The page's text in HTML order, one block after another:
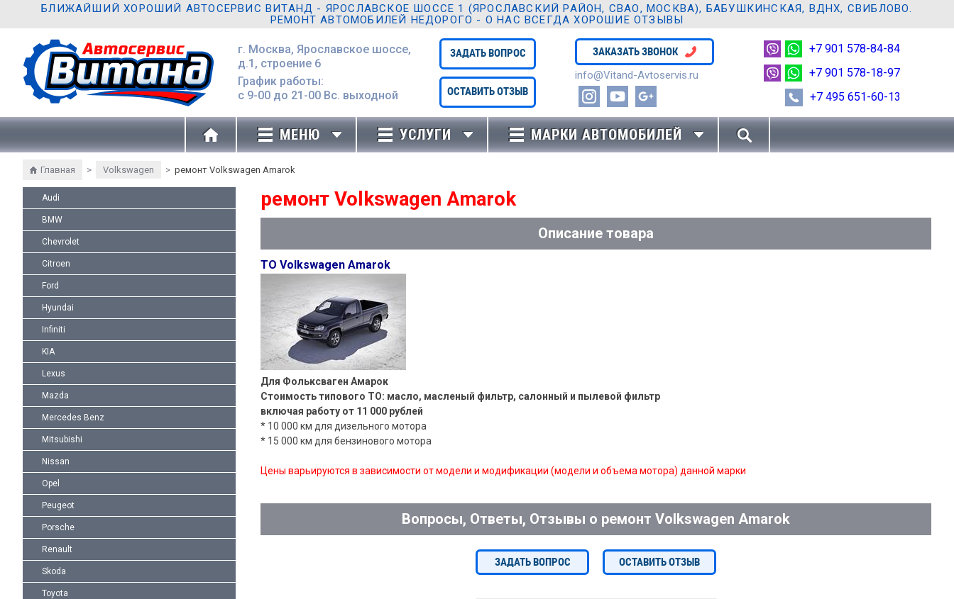
БЛИЖАЙШИЙ ХОРОШИЙ АВТОСЕРВИС ВИТАНД - ЯРОСЛАВСКОЕ ШОССЕ 1 (ЯРОСЛАВСКИЙ РАЙОН, СВАО, МОСКВА), БАБУШКИНСКАЯ, ВДНХ, СВИБЛОВО.
РЕМОНТ АВТОМОБИЛЕЙ НЕДОРОГО - О НАС ВСЕГДА ХОРОШИЕ ОТЗЫВЫ
г. Москва, Ярославское шоссе,
д.1, строение 6
График работы:
с 9-00 до 21-00 Вc. выходной
ЗАДАТЬ ВОПРОС
ОСТАВИТЬ ОТЗЫВ
ЗАКАЗАТЬ ЗВОНОК
info@Vitand-Avtoservis.ru
+7 901 578-84-84
+7 901 578-18-97
+7 495 651-60-13
МЕНЮ УСЛУГИ МАРКИ АВТОМОБИЛЕЙ
Главная > Volkswagen > ремонт Volkswagen Amarok
Audi
BMW
Chevrolet
Citroen
Ford
Hyundai
Infiniti
KIA
Lexus
Mazda
Mercedes Benz
Mitsubishi
Nissan
Opel
Peugeot
Porsche
Renault
Skoda
Toyota
ремонт Volkswagen Amarok
Описание товара
ТО Volkswagen Amarok
Для Фольксваген Амарок
Стоимость типового ТО: масло, масленый фильтр, салонный и пылевой фильтр
включая работу от 11 000 рублей
* 10 000 км для дизельного мотора
* 15 000 км для бензинового мотора
Цены варьируются в зависимости от модели и модификации (модели и объема мотора) данной марки
Вопросы, Ответы, Отзывы о ремонт Volkswagen Amarok
ЗАДАТЬ ВОПРОС ОСТАВИТЬ ОТЗЫВ